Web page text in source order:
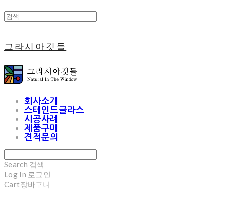
그라시아깃들
회사소개
스테인드글라스
시공사례
제품구매
견적문의
Search 검색
Log In 로그인
Cart장바구니